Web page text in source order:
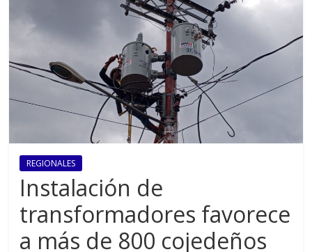
REGIONALES
Instalación de
transformadores favorece
a más de 800 cojedeños